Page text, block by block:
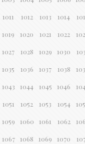
1011 1012 1013 1014
1019 1020 1021 1022
1027 1028 1029 1030
1035 1036 1037 1038
1043 1044 1045 1046
1051 1052 1053 1054
1059 1060 1061 1062
1067 1068 1069 1070